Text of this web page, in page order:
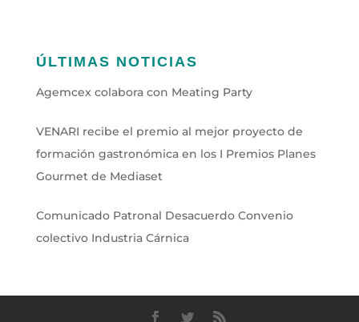
ÚLTIMAS NOTICIAS
Agemcex colabora con Meating Party
VENARI recibe el premio al mejor proyecto de
formación gastronómica en los I Premios Planes
Gourmet de Mediaset
Comunicado Patronal Desacuerdo Convenio
colectivo Industria Cárnica